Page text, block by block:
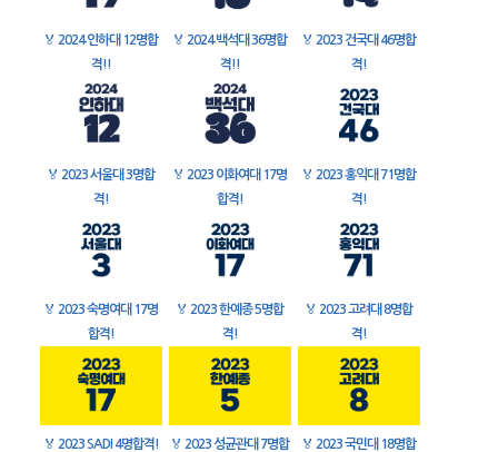
🏅 2024 인하대 12명합
격!!
🏅 2024 백석대 36명합
격!!
🏅 2023 건국대 46명합
격!
🏅 2023 서울대 3명합
격!
🏅 2023 이화여대 17명
합격!
🏅 2023 홍익대 71명합
격!
🏅 2023 숙명여대 17명
합격!
🏅 2023 한예종 5명합
격!
🏅 2023 고려대 8명합
격!
🏅 2023 SADI 4명합격! 🏅 2023 성균관대 7명합
🏅 2023 국민대 18명합